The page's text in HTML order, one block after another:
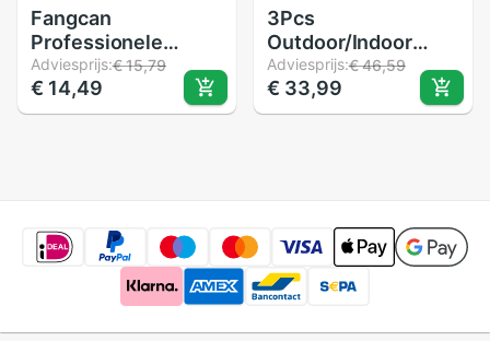
Fangcan
Professionele
Dubbele Geel Dot
Squash Bal Twee
Gele Stippen Lage
Adviesprijs:€ 15,79
€ 14,49
3Pcs
Outdoor/Indoor
Sport Enkele Dot
Squash Ballen 4
Cm/1.6 ''Pro
Adviesprijs:€ 46,59
€ 33,99